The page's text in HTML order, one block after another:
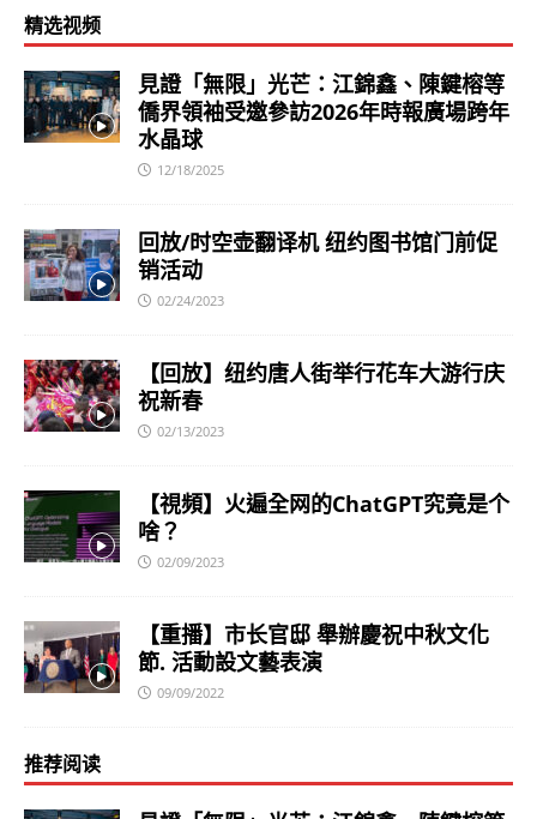
精选视频
見證「無限」光芒：江錦鑫、陳鍵榕等
僑界領袖受邀參訪2026年時報廣場跨年
水晶球
12/18/2025
回放/时空壶翻译机 纽约图书馆门前促
销活动
02/24/2023
【回放】纽约唐人街举行花车大游行庆
祝新春
02/13/2023
【視頻】火遍全网的ChatGPT究竟是个
啥？
02/09/2023
【重播】市长官邸 舉辦慶祝中秋文化
節. 活動設文藝表演
09/09/2022
推荐阅读